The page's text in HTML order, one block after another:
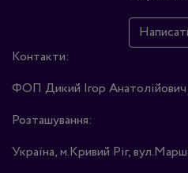
Контакти:
ФОП Дикий Ігор Анатолійович
Розташування:
Україна, м.Кривий Ріг,